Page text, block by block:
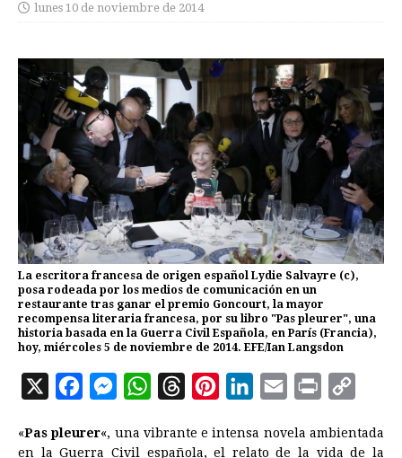
lunes 10 de noviembre de 2014
La escritora francesa de origen español Lydie Salvayre (c),
posa rodeada por los medios de comunicación en un
restaurante tras ganar el premio Goncourt, la mayor
recompensa literaria francesa, por su libro "Pas pleurer", una
historia basada en la Guerra Civil Española, en París (Francia),
hoy, miércoles 5 de noviembre de 2014. EFE/Ian Langsdon
X
c
M
s
W
a
r
n
n
a
i
p
«Pas pleurer«, una vibrante e intensa novela ambientada
en la Guerra Civil española, el relato de la vida de la